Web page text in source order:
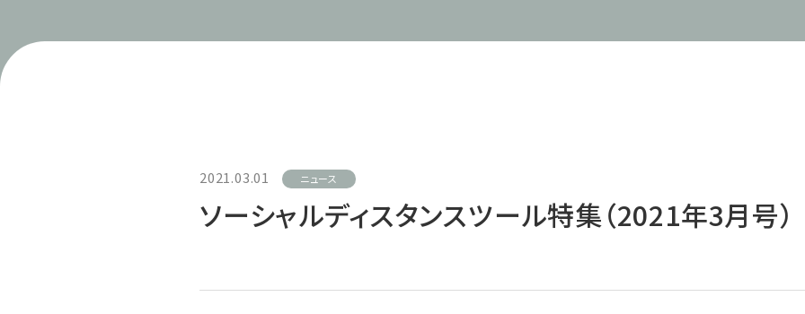
2021.03.01 ニュース
ソーシャルディスタンスツール特集（2021年3月号）